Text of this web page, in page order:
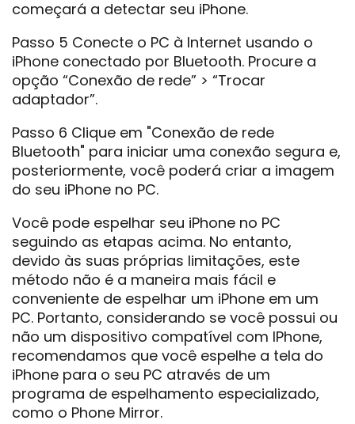
começará a detectar seu iPhone.
Passo 5 Conecte o PC à Internet usando o
iPhone conectado por Bluetooth. Procure a
opção “Conexão de rede” > “Trocar
adaptador”.
Passo 6 Clique em "Conexão de rede
Bluetooth" para iniciar uma conexão segura e,
posteriormente, você poderá criar a imagem
do seu iPhone no PC.
Você pode espelhar seu iPhone no PC
seguindo as etapas acima. No entanto,
devido às suas próprias limitações, este
método não é a maneira mais fácil e
conveniente de espelhar um iPhone em um
PC. Portanto, considerando se você possui ou
não um dispositivo compatível com IPhone,
recomendamos que você espelhe a tela do
iPhone para o seu PC através de um
programa de espelhamento especializado,
como o Phone Mirror.